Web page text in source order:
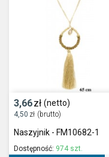
3,66zł (netto)
4,50 zł (brutto)
Naszyjnik - FM10682-1
Dostępność: 974 szt.